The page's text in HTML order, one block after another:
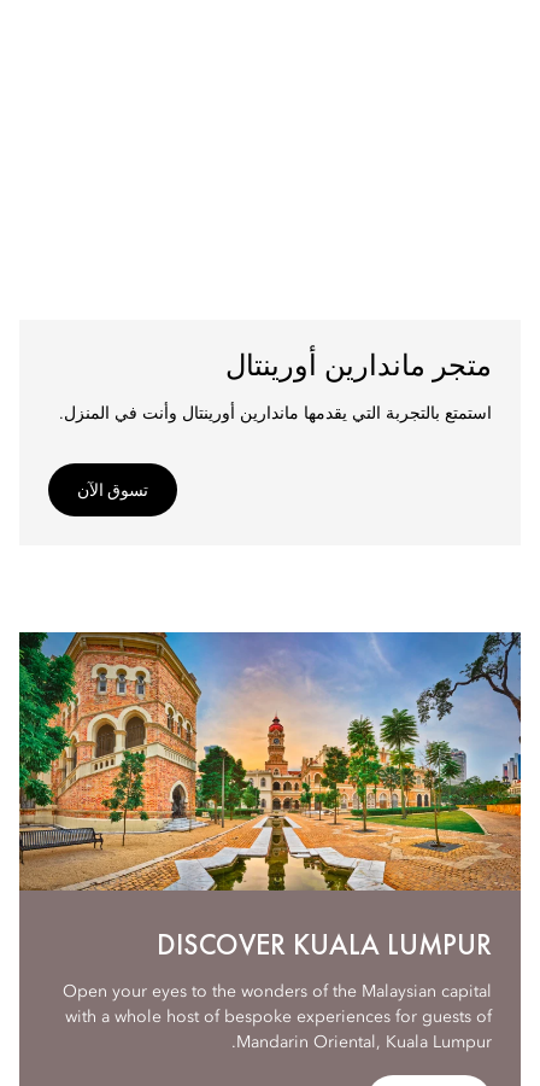
متجر ماندارين أورينتال
استمتع بالتجربة التي يقدمها ماندارين أورينتال وأنت في المنزل.
تسوق الآن
DISCOVER KUALA LUMPUR
Open your eyes to the wonders of the Malaysian capital
with a whole host of bespoke experiences for guests of
Mandarin Oriental, Kuala Lumpur.